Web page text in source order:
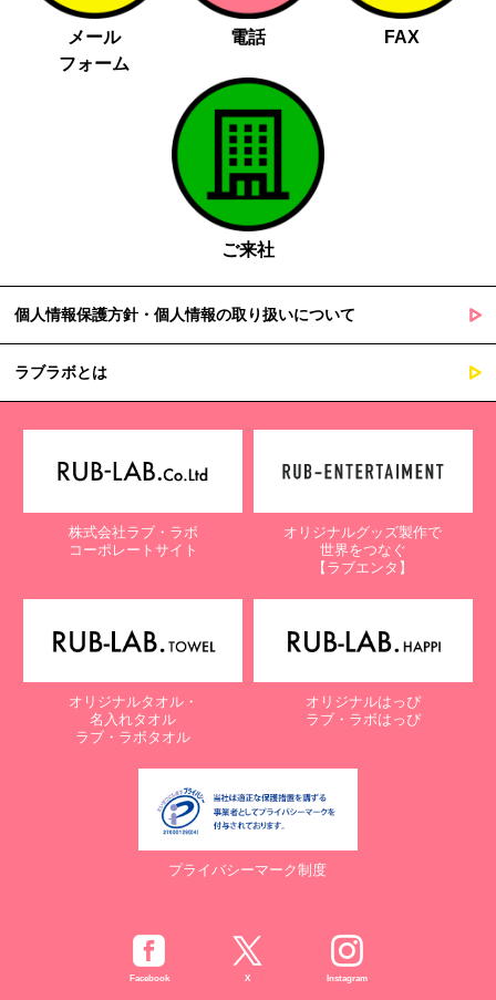
メール
フォーム
電話 FAX
ご来社
個人情報保護方針・個人情報の取り扱いについて
ラブラボとは
株式会社ラブ・ラボ
コーポレートサイト
オリジナルグッズ製作で
世界をつなぐ
【ラブエンタ】
オリジナルタオル・
名入れタオル
ラブ・ラボタオル
オリジナルはっぴ
ラブ・ラボはっぴ
プライバシーマーク制度
Facebook X Instagram